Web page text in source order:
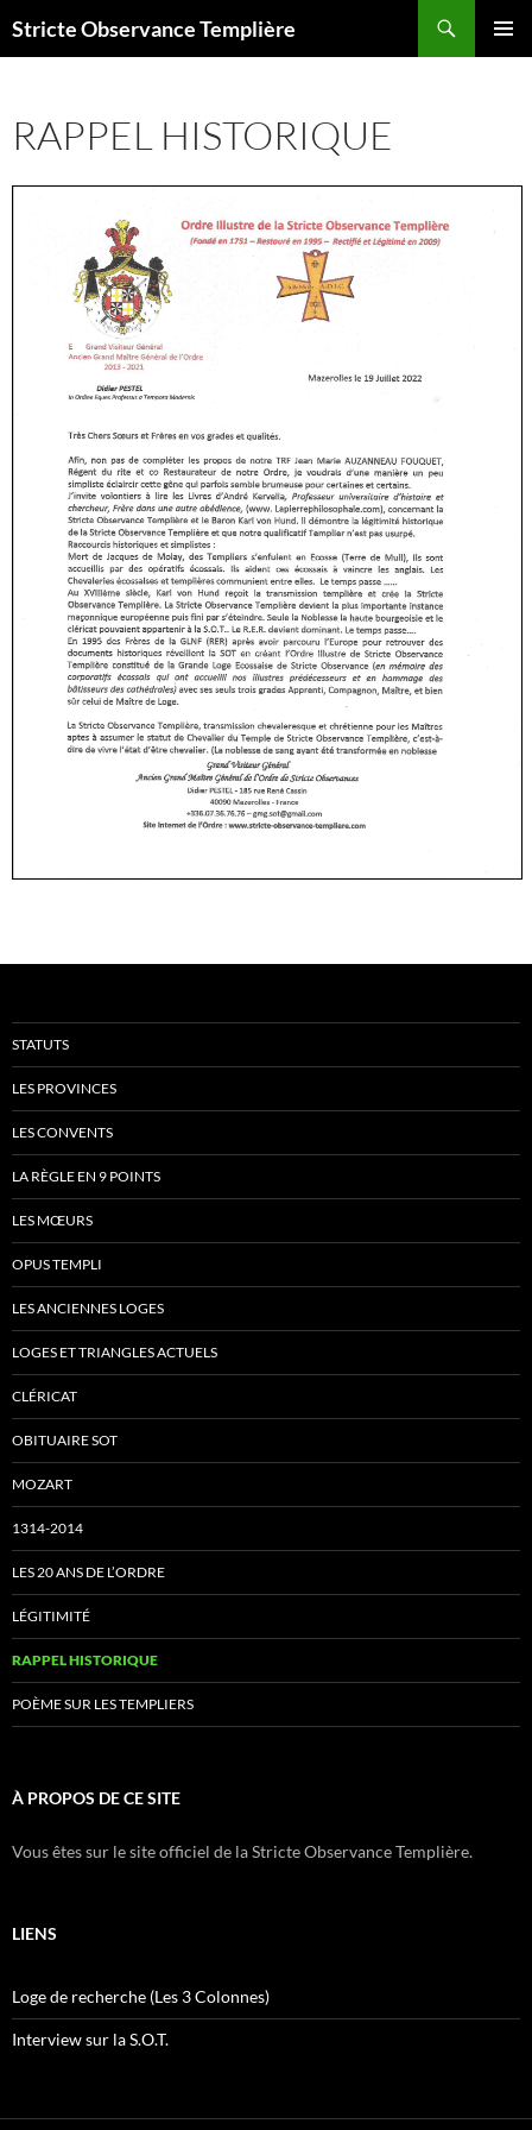
auStricte Observance Templière
RAPPEL HISTORIQUE
STATUTS
LES PROVINCES
LES CONVENTS
LA RÈGLE EN 9 POINTS
LES MŒURS
OPUS TEMPLI
LES ANCIENNES LOGES
LOGES ET TRIANGLES ACTUELS
CLÉRICAT
OBITUAIRE SOT
MOZART
1314-2014
LES 20 ANS DE L’ORDRE
LÉGITIMITÉ
RAPPEL HISTORIQUE
POÈME SUR LES TEMPLIERS
À PROPOS DE CE SITE
Vous êtes sur le site officiel de la Stricte Observance Templière.
LIENS
Loge de recherche (Les 3 Colonnes)
Interview sur la S.O.T.